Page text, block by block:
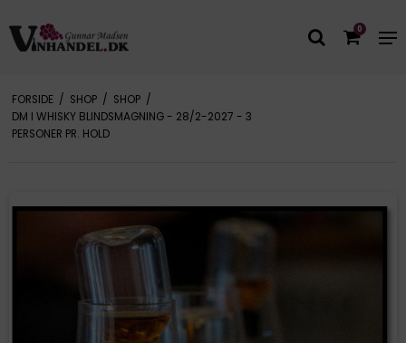
0
FORSIDE / SHOP / SHOP /
DM I WHISKY BLINDSMAGNING - 28/2-2027 - 3
PERSONER PR. HOLD